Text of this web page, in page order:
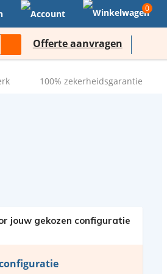
0
Offerte aanvragen
100% zekerheidsgarantie
jouw gekozen configuratie